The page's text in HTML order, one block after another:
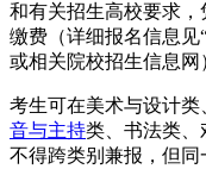
和有关招生高校要求
缴费（详细报名信息见
或相关院校招生信息网
考生可在美术与设计类
音与主持类、书法类、
不得跨类别兼报，但